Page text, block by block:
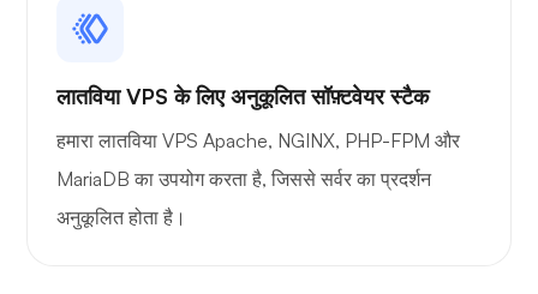
आश्चर्य
लातविया VPS के लिए अनुकूलित सॉफ़्टवेयर स्टैक
हमारा लातविया VPS Apache, NGINX, PHP-FPM और
MariaDB का उपयोग करता है, जिससे सर्वर का प्रदर्शन
अनुकूलित होता है।